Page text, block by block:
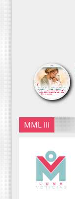
MML III